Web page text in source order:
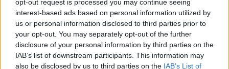
opt-out request is processed you may continue seeing
interest-based ads based on personal information utilized by
us or personal information disclosed to third parties prior to
your opt-out. You may separately opt-out of the further
disclosure of your personal information by third parties on the
IAB’s list of downstream participants. This information may
also be disclosed by us to third parties on the IAB’s List of
Impresszum
Szerzői jogok
Adatvédelmi tájékoztató
Cookie-kezelési tájékoztató